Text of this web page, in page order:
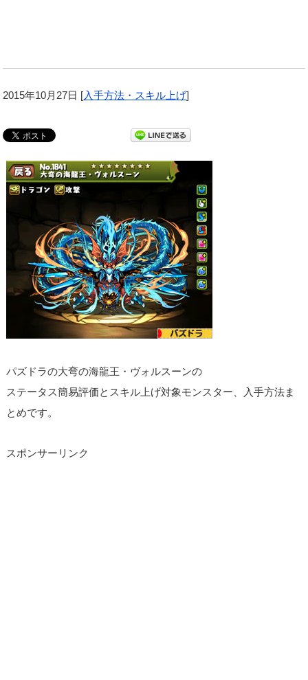
2015年10月27日 [入手方法・スキル上げ]
パズドラの大弯の海龍王・ヴォルスーンの
ステータス簡易評価とスキル上げ対象モンスター、入手方法ま
とめです。
スポンサーリンク